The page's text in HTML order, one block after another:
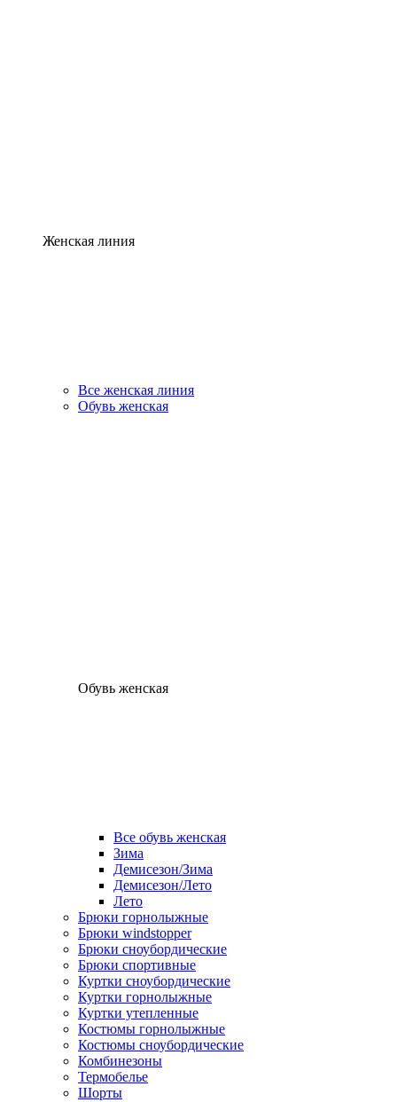
Женская линия
Все женская линия
Обувь женская
Обувь женская
Все обувь женская
Зима
Демисезон/Зима
Демисезон/Лето
Лето
Брюки горнолыжные
Брюки windstopper
Брюки сноубордические
Брюки спортивные
Куртки сноубордические
Куртки горнолыжные
Куртки утепленные
Костюмы горнолыжные
Костюмы сноубордические
Комбинезоны
Термобелье
Шорты